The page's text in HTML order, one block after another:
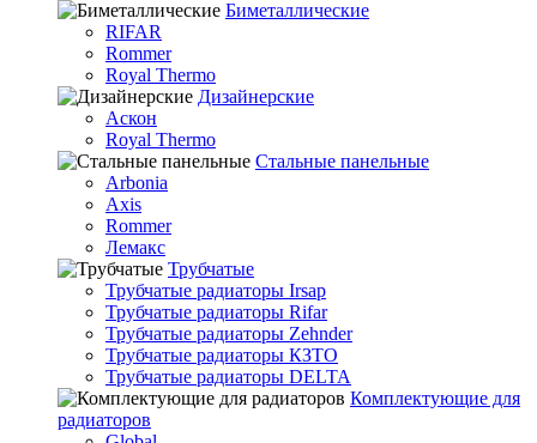
Биметаллические
RIFAR
Rommer
Royal Thermo
Дизайнерские
Аскон
Royal Thermo
Стальные панельные
Arbonia
Axis
Rommer
Лемакс
Трубчатые
Трубчатые радиаторы Irsap
Трубчатые радиаторы Rifar
Трубчатые радиаторы Zehnder
Трубчатые радиаторы КЗТО
Трубчатые радиаторы DELTA
Комплектующие для
радиаторов